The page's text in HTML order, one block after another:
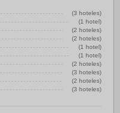
(3 hoteles)
(1 hotel)
(2 hoteles)
(2 hoteles)
(1 hotel)
(1 hotel)
(2 hoteles)
(3 hoteles)
(2 hoteles)
(3 hoteles)